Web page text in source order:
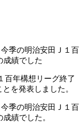
季の明治安田Ｊ１百
成績でした
百年構想リーグ終了
を発表しました。
季の明治安田Ｊ１百
績でした。